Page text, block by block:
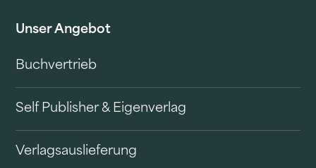
Unser Angebot
Buchvertrieb
Self Publisher & Eigenverlag
Verlagsauslieferung